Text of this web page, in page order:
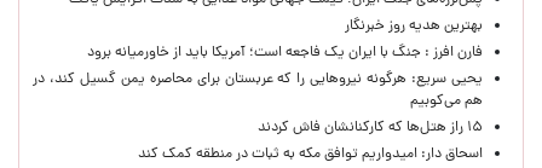
بهترین هدیه روز خبرنگار
فارن افرز : جنگ با ایران یک فاجعه است؛ آمریکا باید از خاورمیانه برود
یحیی سریع: هرگونه نیروهایی را که عربستان برای محاصره یمن گسیل کند، در
هم می‌کوبیم
۱۵ راز هتل‌ها که کارکنانشان فاش کردند
اسحاق دار: امیدواریم توافق مکه به ثبات در منطقه کمک کند